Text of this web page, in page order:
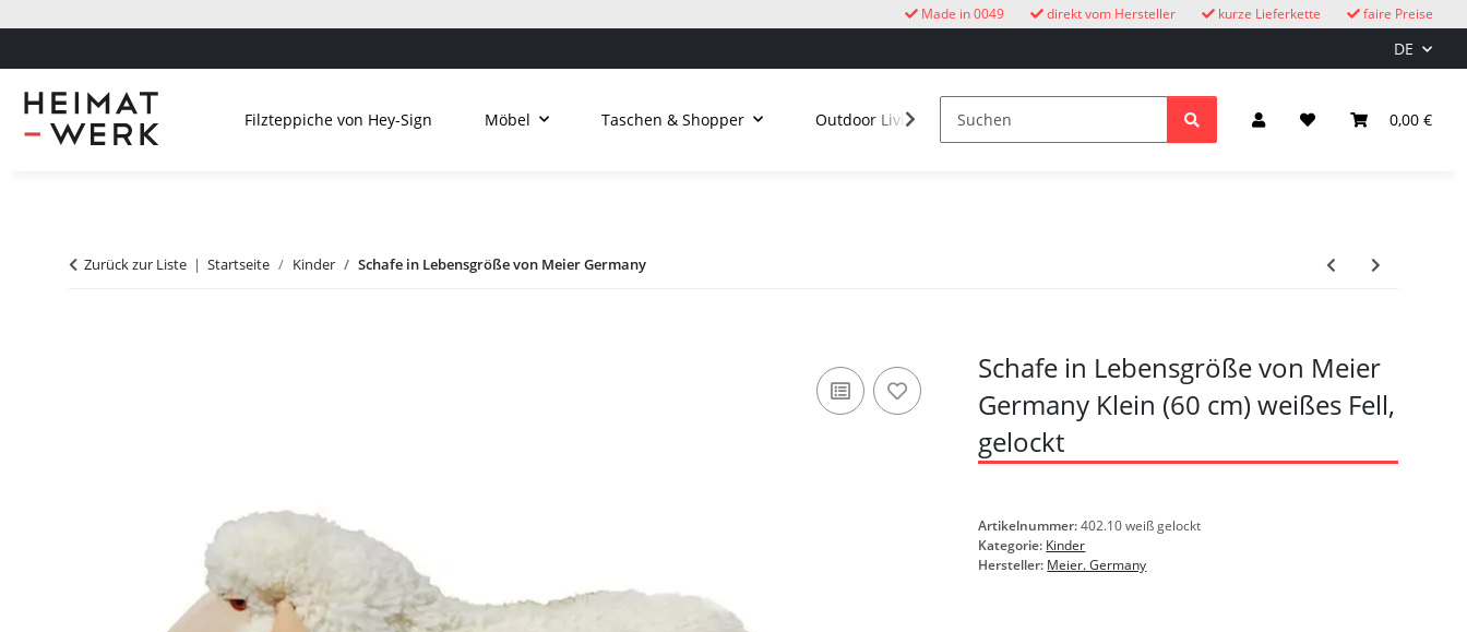
faire Preise
kurze Lieferkette
direkt vom Hersteller
Made in 0049
DE
0,00 €
Filzteppiche von Hey-Sign Möbel Taschen & Shopper Outdoor Living Kuckucksuhren Kinder Licht & Elektro
Zurück zur Liste Startseite Kinder Schafe in Lebensgröße von Meier Germany
Schafe in Lebensgröße von Meier
Germany Klein (60 cm) weißes Fell,
gelockt
Artikelnummer:402.10 weiß gelockt
Kategorie: Kinder
Hersteller: Meier. Germany